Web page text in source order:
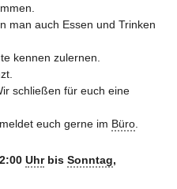
man auch Essen und Trinken
kennen zulernen.
schließen für euch eine
euch gerne im Büro
Uhrbis Sonntag,